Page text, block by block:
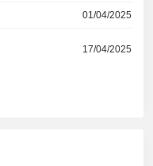
01/04/2025
17/04/2025